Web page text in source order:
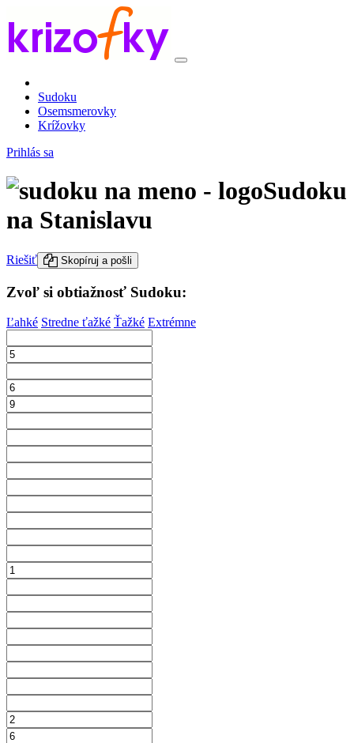
Sudoku
Osemsmerovky
Krížovky
Prihlás sa
Sudoku
na Stanislavu
Riešiť Skopíruj a pošli
Zvoľ si obtiažnosť Sudoku:
Ľahké Stredne ťažké Ťažké Extrémne